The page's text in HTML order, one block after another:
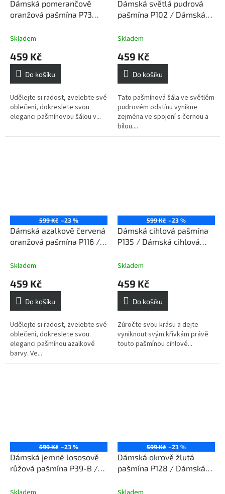
Dámská pomerančově
oranžová pašmína P73
oranžová šála
Skladem
459 Kč
Do košíku
Udělejte si radost, zvelebte své
oblečení, dokreslete svou
eleganci pašmínovou šálou v...
Dámská světlá pudrová
pašmína P102 / Dámská
Skladem
459 Kč
Do košíku
Tato pašmínová šála ve světlém
pudrovém odstínu vynikne
zejména ve spojení s černou a
bílou....
599 Kč –23 %
Dámská azalkově červená
oranžová pašmína P116 /
oranžová šála
Skladem
459 Kč
Do košíku
Udělejte si radost, zvelebte své
oblečení, dokreslete svou
eleganci pašmínou azalkové
barvy. Ve...
599 Kč –23 %
Dámská cihlová pašmína
P135 / Dámská cihlová
Skladem
459 Kč
Do košíku
Zúročte svou krásu a dejte
vyniknout svým křivkám právě
touto pašmínou cihlové...
599 Kč –23 %
Dámská jemně lososově
růžová pašmína P39-B /
růžová šála
599 Kč –23 %
Dámská okrově žlutá
pašmína P128 / Dámská